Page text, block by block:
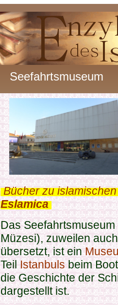
Seefahrtsmuseum
.Bücher zu
Eslamica.
Das
Müzesi), zuweilen
übersetzt, ist ein
TeilIstanbulsbeim
die Geschichte der
dargestellt ist.